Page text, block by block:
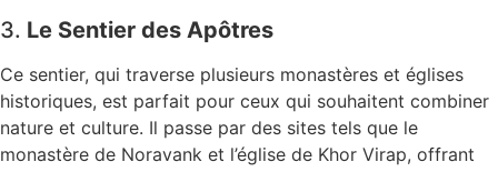
3. Le Sentier des Apôtres
Ce sentier, qui traverse plusieurs monastères et églises
historiques, est parfait pour ceux qui souhaitent combiner
nature et culture. Il passe par des sites tels que le
monastère de Noravank et l’église de Khor Virap, offrant